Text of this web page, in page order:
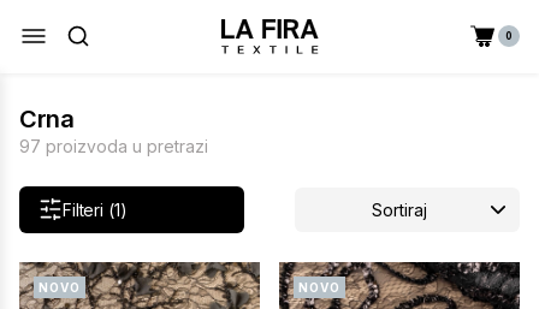
0
Crna
97 proizvoda u pretrazi
Filteri (1) Sortiraj
NOVO NOVO